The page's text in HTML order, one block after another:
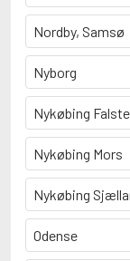
Nordby, Samsø
Nyborg
Nykøbing
Nykøbing Mors
Nykøbing
Odense